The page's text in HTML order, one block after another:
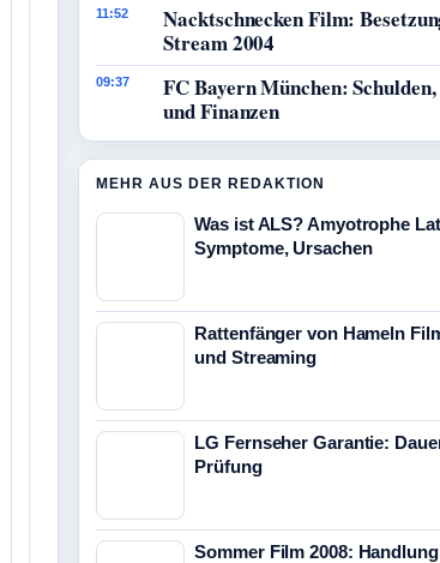
11:52
Nacktschnecken Film:
Stream 2004
09:37
FC Bayern München:
und Finanzen
MEHR AUS DER REDAKTION
Was ist ALS? Amyotrophe
Symptome, Ursachen
Rattenfänger von Hameln
und Streaming
LG Fernseher Garantie:
Prüfung
Sommer Film 2008: